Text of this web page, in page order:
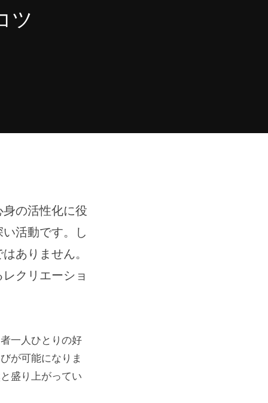
ツ
の活性化に役
活動です。し
ありません。
クリエーショ
一人ひとりの好
が可能になりま
盛り上がってい